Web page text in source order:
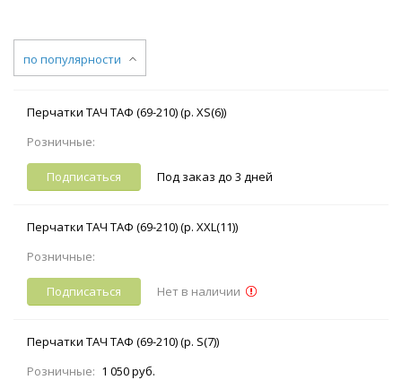
по популярности
Перчатки ТАЧ ТАФ (69-210) (р. XS(6))
Розничные:
Подписаться Под заказ до 3 дней
Перчатки ТАЧ ТАФ (69-210) (р. XXL(11))
Розничные:
Подписаться Нет в наличии
Перчатки ТАЧ ТАФ (69-210) (р. S(7))
Розничные: 1 050 руб.